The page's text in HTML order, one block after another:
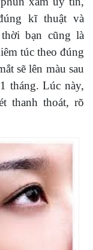
kĩ thuật và
bạn cũng là
túc theo đúng
sẽ lên màu sau
tháng. Lúc này,
thanh thoát, rõ